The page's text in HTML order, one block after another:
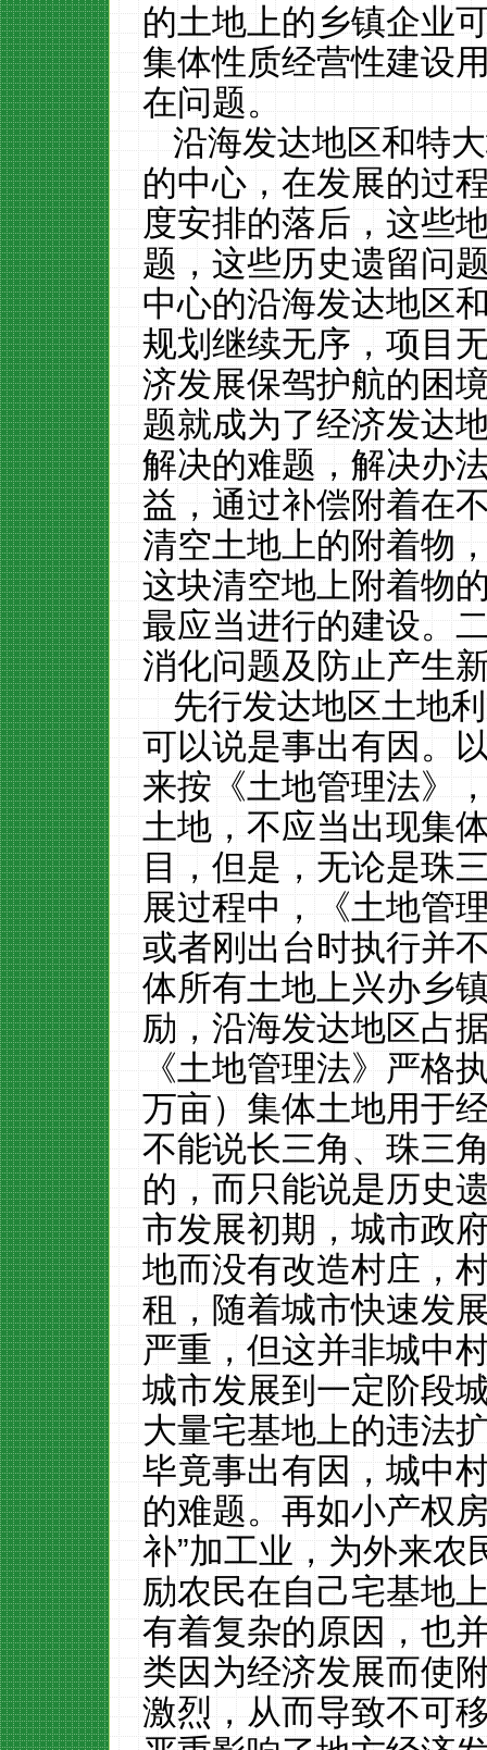
的土地上的乡镇企业
集体性质经营性建设
在问题。
沿海发达地区和特
的中心，在发展的过
度安排的落后，这些
题，这些历史遗留问
中心的沿海发达地区
规划继续无序，项目
济发展保驾护航的困
题就成为了经济发达
解决的难题，解决办
益，通过补偿附着在
清空土地上的附着物
这块清空地上附着物
最应当进行的建设。
消化问题及防止产生
先行发达地区土地
可以说是事出有因。
来按《土地管理法》
土地，不应当出现集
目，但是，无论是珠
展过程中，《土地管
或者刚出台时执行并
体所有土地上兴办乡
励，沿海发达地区占
《土地管理法》严格
万亩）集体土地用于
不能说长三角、珠三
的，而只能说是历史
市发展初期，城市政
地而没有改造村庄，
租，随着城市快速发
严重，但这并非城中
城市发展到一定阶段
大量宅基地上的违法
毕竟事出有因，城中
的难题。再如小产权
补”加工业，为外来农
励农民在自己宅基地
有着复杂的原因，也
类因为经济发展而使
激烈，从而导致不可